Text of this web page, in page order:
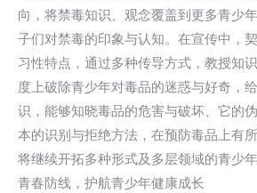
向，将禁毒知识、观念覆盖到更多青少
子们对禁毒的印象与认知。在宣传中，
习性特点，通过多种传导方式，教授知
度上破除青少年对毒品的迷惑与好奇，
识，能够知晓毒品的危害与破坏、它的
本的识别与拒绝方法，在预防毒品上有
将继续开拓多种形式及多层领域的青少
青春防线，护航青少年健康成长